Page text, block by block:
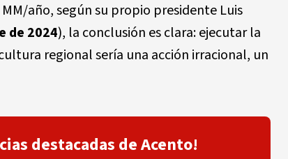
año, según su propio presidente Luis
de 2024), la conclusión es clara: ejecutar la
regional sería una acción irracional, un
destacadas de Acento!